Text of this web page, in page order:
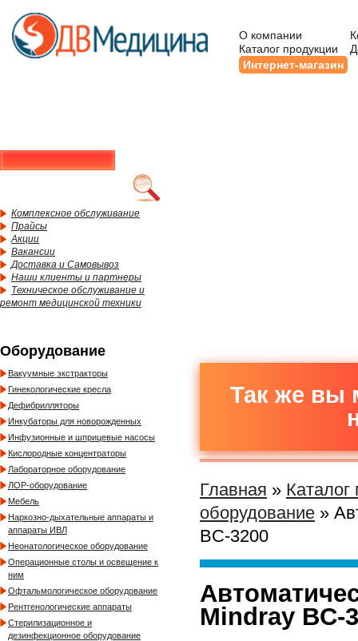
О компании
Каталог продукции
Интернет-магазин
Комплексное обслуживание
Прайсы
Акции
Вакансии
Доставка и Самовывоз
Наши клиенты и партнеры
Техническое обслуживание и
ремонт медицинской техники
Оборудование
Вакуумные экстракторы
Гинекологические кресла
Дефибрилляторы
Инкубаторы для новорожденных
Инфузионные и шприцевые насосы
Кислородные концентраторы
Лабораторное оборудование
ЛОР-оборудование
Мебель
Наркозно-дыхательные аппараты и
аппараты ИВЛ
Неонатологическое оборудование
Операционные столы и освещение к
ним
Офтальмологическое оборудование
Рентгенологические аппараты
Стерилизационное и
дезинфекционное оборудование
Так же вы
Главная » Каталог
оборудование »
BC-3200
Mindray BC-